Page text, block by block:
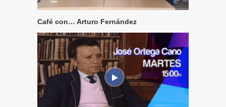
Café con… Arturo Fernández